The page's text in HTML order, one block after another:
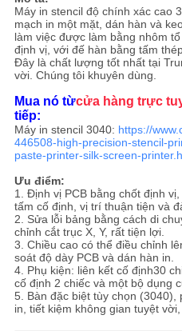
WEB
CHÍNH
SÁCH
BẢO
MẬT
Máy in stencil độ chính xác cao
mạch in một mặt, dán hàn và
làm việc được làm bằng nhôm
định vị, với đế hàn bằng tấm
Đây là chất lượng tốt nhất tại
vời. Chúng tôi khuyên dùng.
Mua nó từcửa hàng trực
tiếp:
Máy in stencil 3040: https://
446508-high-precision-stencil-
paste-printer-silk-screen-
Ưu điểm:
1. Định vị PCB bằng chốt định
tấm cố định, vị trí thuận tiện và
2. Sửa lỗi bảng bằng cách di
chỉnh cắt trục X, Y, rất tiện lợi.
3. Chiều cao có thể điều chỉnh
soát độ dày PCB và dán hàn in.
4. Phụ kiện: liên kết cố định30
cố định 2 chiếc và một bộ dụng
5. Bàn đặc biệt tùy chọn
in, tiết kiệm không gian tuyệt